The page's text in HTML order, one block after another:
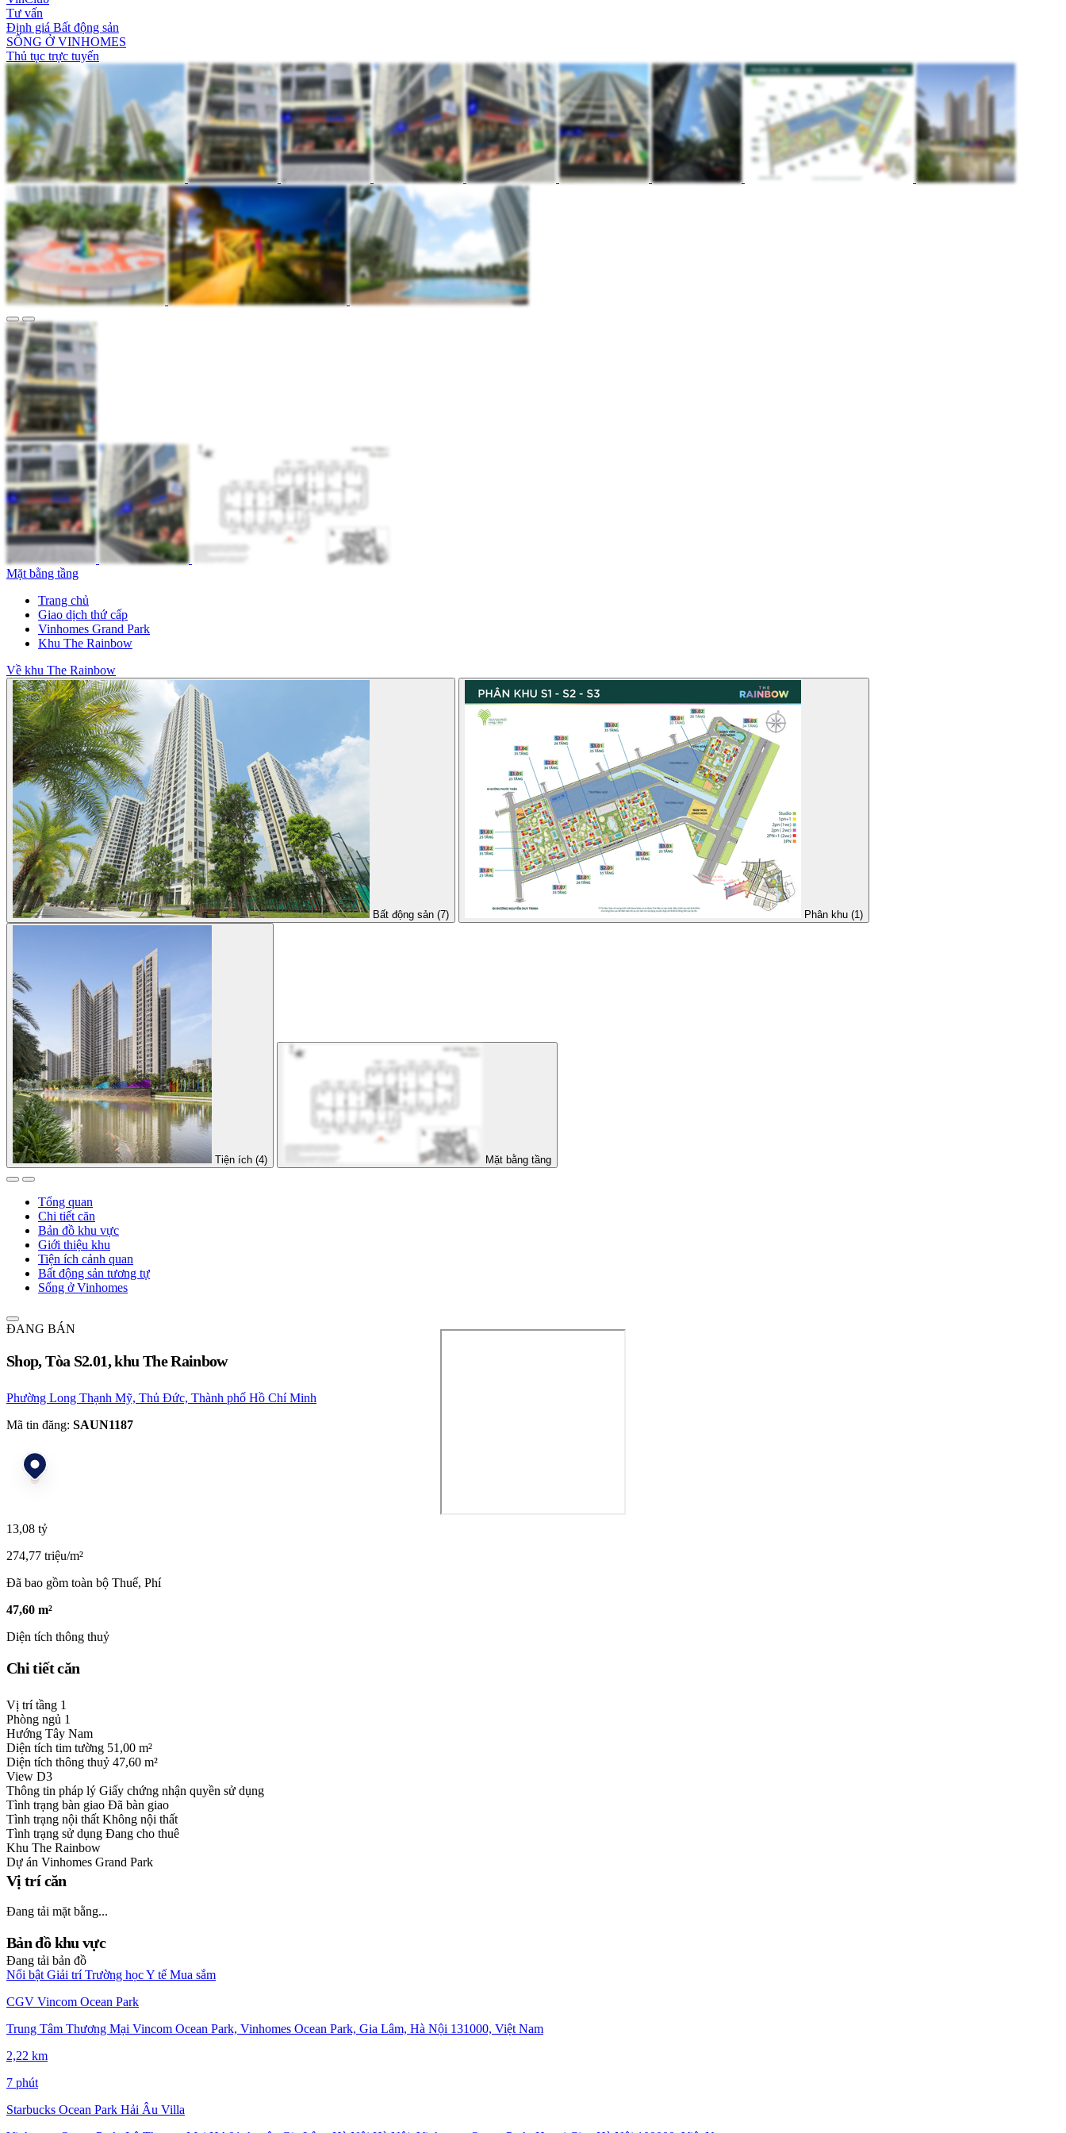
Tư vấn
Định giá Bất động sản
SỐNG Ở VINHOMES
Thủ tục trực tuyến
Mặt bằng tầng
Trang chủ
Giao dịch thứ cấp
Vinhomes Grand Park
Khu The Rainbow
Về khu The Rainbow
Bất động sản (7) Phân khu (1)
Tiện ích (4) Mặt bằng tầng
Tổng quan
Chi tiết căn
Bản đồ khu vực
Giới thiệu khu
Tiện ích cảnh quan
Bất động sản tương tự
Sống ở Vinhomes
ĐANG BÁN
Shop, Tòa S2.01, khu The Rainbow
Phường Long Thạnh Mỹ, Thủ Đức, Thành phố Hồ Chí Minh
Mã tin đăng: SAUN1187
13,08 tỷ
274,77 triệu/m²
Đã bao gồm toàn bộ Thuế, Phí
47,60 m²
Diện tích thông thuỷ
Chi tiết căn
Vị trí tầng 1
Phòng ngủ 1
Hướng Tây Nam
Diện tích tim tường 51,00 m²
Diện tích thông thuỷ 47,60 m²
View D3
Thông tin pháp lý Giấy chứng nhận quyền sử dụng
Tình trạng bàn giao Đã bàn giao
Tình trạng nội thất Không nội thất
Tình trạng sử dụng Đang cho thuê
Khu The Rainbow
Dự án Vinhomes Grand Park
Vị trí căn
Đang tải mặt bằng...
Bản đồ khu vực
Đang tải bản đồ
Nổi bật Giải trí Trường họcY tế Mua sắm
CGV Vincom Ocean Park
Trung Tâm Thương Mại Vincom Ocean Park, Vinhomes Ocean Park, Gia Lâm, Hà Nội 131000, Việt Nam
2,22 km
7 phút
Starbucks Ocean Park Hải Âu Villa